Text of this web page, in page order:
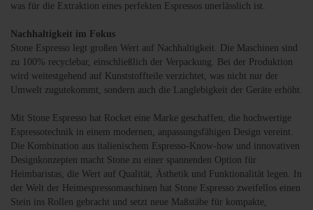
was für die Extraktion eines perfekten Espressos unerlässlich ist.
Nachhaltigkeit im Fokus
Stone Espresso legt großen Wert auf Nachhaltigkeit. Die Maschinen sind
zu 100% recyclebar, einschließlich der Verpackung. Bei der Produktion
wird weitestgehend auf Kunststoffteile verzichtet, was nicht nur der
Umwelt zugutekommt, sondern auch die Langlebigkeit der Geräte erhöht.
Mit Stone Espresso hat Rocket eine Marke geschaffen, die hochwertige
Espressotechnik in einem modernen, anpassungsfähigen Design vereint.
Die Kombination aus italienischem Espresso-Know-how und innovativen
Designkonzepten macht Stone zu einer spannenden Option für
Heimbaristas, die Wert auf Qualität, Ästhetik und Funktionalität legen. In
der Welt der Heimespressomaschinen hat Stone Espresso zweifellos einen
Stein ins Rollen gebracht und setzt neue Maßstäbe für kompakte,